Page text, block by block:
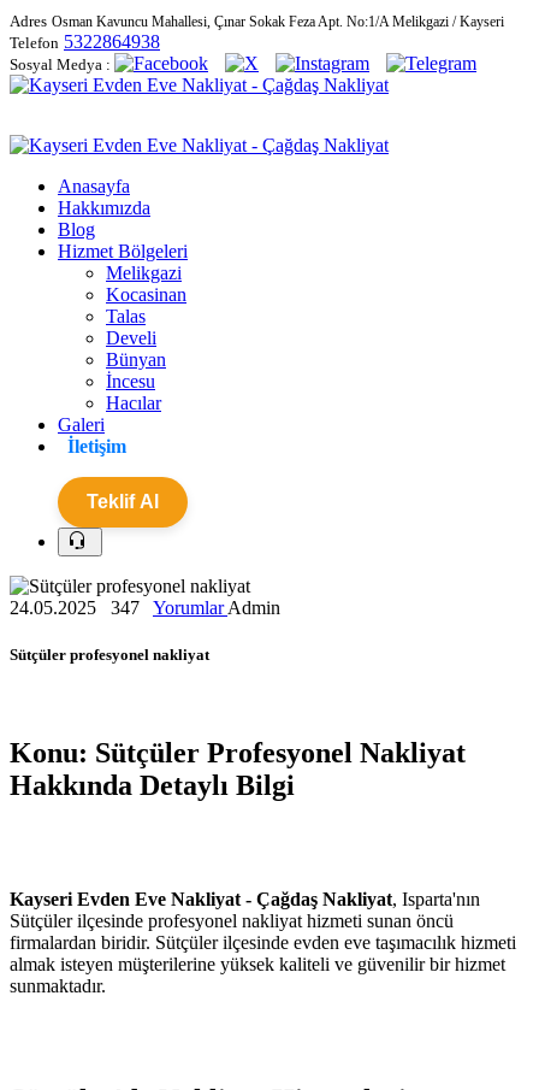
Adres Osman Kavuncu Mahallesi, Çınar Sokak Feza Apt. No:1/A Melikgazi / Kayseri
Telefon 5322864938
Sosyal Medya :
Anasayfa
Hakkımızda
Blog
Hizmet Bölgeleri
Melikgazi
Kocasinan
Talas
Develi
Bünyan
İncesu
Hacılar
Galeri
İletişim
Teklif Al
24.05.2025 347 YorumlarAdmin
Sütçüler profesyonel nakliyat
Konu: Sütçüler Profesyonel Nakliyat
Hakkında Detaylı Bilgi
Kayseri Evden Eve Nakliyat - Çağdaş Nakliyat, Isparta'nın
Sütçüler ilçesinde profesyonel nakliyat hizmeti sunan öncü
firmalardan biridir. Sütçüler ilçesinde evden eve taşımacılık hizmeti
almak isteyen müşterilerine yüksek kaliteli ve güvenilir bir hizmet
sunmaktadır.